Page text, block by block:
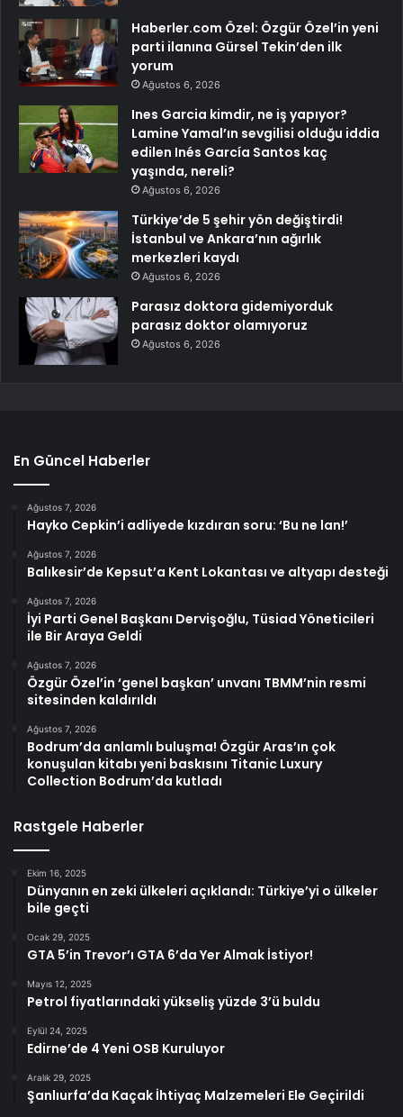
Haberler.com Özel: Özgür Özel’in yeni
parti ilanına Gürsel Tekin’den ilk
yorum
Ağustos 6, 2026
Ines Garcia kimdir, ne iş yapıyor?
Lamine Yamal’ın sevgilisi olduğu iddia
edilen Inés García Santos kaç
yaşında, nereli?
Ağustos 6, 2026
Türkiye’de 5 şehir yön değiştirdi!
İstanbul ve Ankara’nın ağırlık
merkezleri kaydı
Ağustos 6, 2026
Parasız doktora gidemiyorduk
parasız doktor olamıyoruz
Ağustos 6, 2026
En Güncel Haberler
Ağustos 7, 2026
Hayko Cepkin’i adliyede kızdıran soru: ‘Bu ne lan!’
Ağustos 7, 2026
Balıkesir’de Kepsut’a Kent Lokantası ve altyapı desteği
Ağustos 7, 2026
İyi Parti Genel Başkanı Dervişoğlu, Tüsiad Yöneticileri
ile Bir Araya Geldi
Ağustos 7, 2026
Özgür Özel’in ‘genel başkan’ unvanı TBMM’nin resmi
sitesinden kaldırıldı
Ağustos 7, 2026
Bodrum’da anlamlı buluşma! Özgür Aras’ın çok
konuşulan kitabı yeni baskısını Titanic Luxury
Collection Bodrum’da kutladı
Rastgele Haberler
Ekim 16, 2025
Dünyanın en zeki ülkeleri açıklandı: Türkiye’yi o ülkeler
bile geçti
Ocak 29, 2025
GTA 5’in Trevor’ı GTA 6’da Yer Almak İstiyor!
Mayıs 12, 2025
Petrol fiyatlarındaki yükseliş yüzde 3’ü buldu
Eylül 24, 2025
Edirne’de 4 Yeni OSB Kuruluyor
Aralık 29, 2025
Şanlıurfa’da Kaçak İhtiyaç Malzemeleri Ele Geçirildi